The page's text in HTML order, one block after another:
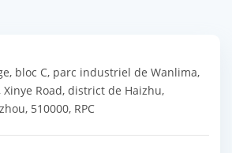
bloc C, parc industriel de Wanlima,
Xinye Road, district de Haizhu,
510000, RPC